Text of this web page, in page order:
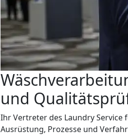
und
Ihr Vertreter des Laundry
Ausrüstung, Prozesse und